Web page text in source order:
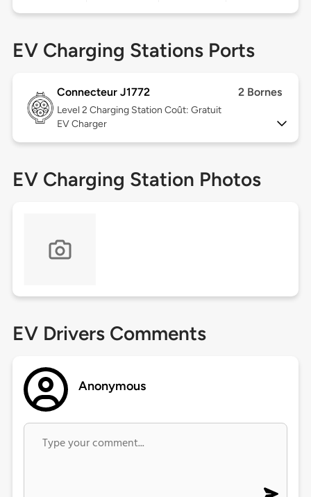
EV Charging Stations Ports
Connecteur J1772 2 Bornes
Level 2 Charging Station Coût: Gratuit
EV Charger
EV Charging Station Photos
EV Drivers Comments
Anonymous